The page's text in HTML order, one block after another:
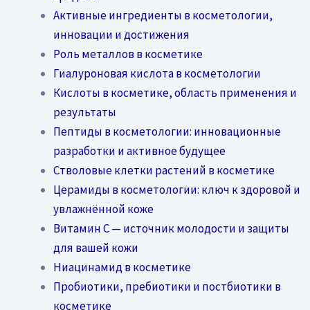
Активные ингредиенты в косметологии,
инновации и достижения
Роль металлов в косметике
Гиалуроновая кислота в косметологии
Кислоты в косметике, область применения и
результаты
Пептиды в косметологии: инновационные
разработки и активное будущее
Стволовые клетки растений в косметике
Церамиды в косметологии: ключ к здоровой и
увлажнённой коже
Витамин C — источник молодости и защиты
для вашей кожи
Ниацинамид в косметике
Пробиотики, пребиотики и постбиотики в
косметике